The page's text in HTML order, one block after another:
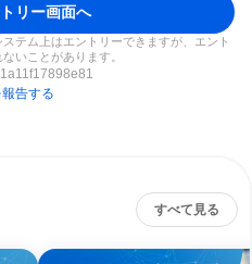
リー画面へ
テム上はエントリーできますが、エント
いことがあります。
告する
すべて見る